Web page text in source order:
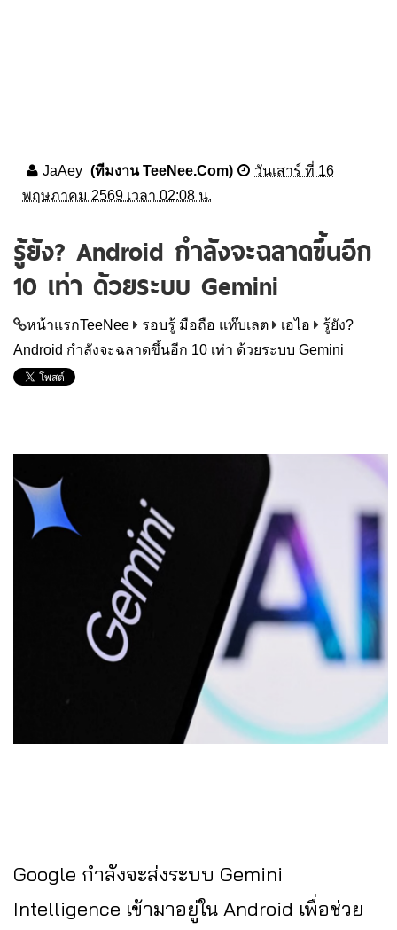
JaAey (ทีมงาน TeeNee.Com)
วันเสาร์ ที่ 16
พฤษภาคม 2569 เวลา 02:08 น.
รู้ยัง? Android กำลังจะฉลาดขึ้นอีก
10 เท่า ด้วยระบบ Gemini
หน้าแรกTeeNee รอบรู้ มือถือ แท๊บเลต เอไอ
รู้ยัง?
Android กำลังจะฉลาดขึ้นอีก 10 เท่า ด้วยระบบ Gemini
Google กำลังจะส่งระบบ Gemini
Intelligence เข้ามาอยู่ใน Android เพื่อช่วย